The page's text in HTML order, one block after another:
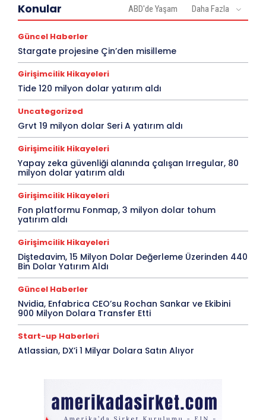
Konular ABD'de Yaşam Daha Fazla
Güncel Haberler
Stargate projesine Çin’den misilleme
Girişimcilik Hikayeleri
Tide 120 milyon dolar yatırım aldı
Uncategorized
Grvt 19 milyon dolar Seri A yatırım aldı
Girişimcilik Hikayeleri
Yapay zeka güvenliği alanında çalışan Irregular, 80
milyon dolar yatırım aldı
Girişimcilik Hikayeleri
Fon platformu Fonmap, 3 milyon dolar tohum
yatırım aldı
Girişimcilik Hikayeleri
Diştedavim, 15 Milyon Dolar Değerleme Üzerinden 440
Bin Dolar Yatırım Aldı
Güncel Haberler
Nvidia, Enfabrica CEO’su Rochan Sankar ve Ekibini
900 Milyon Dolara Transfer Etti
Start-up Haberleri
Atlassian, DX’i 1 Milyar Dolara Satın Alıyor